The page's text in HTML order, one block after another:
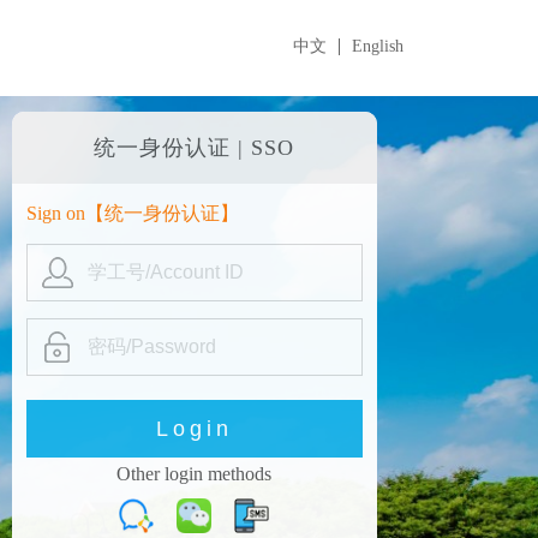
中文 English
统一身份认证 | SSO
Sign on【统一身份认证 】
Other login methods